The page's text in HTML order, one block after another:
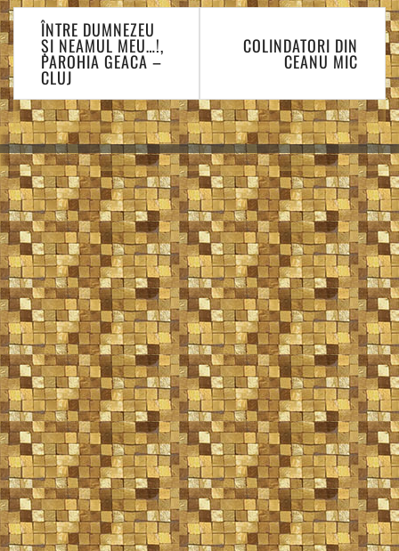
Navigare
în
articole
ÎNTRE DUMNEZEU
ȘI NEAMUL MEU…!,
PAROHIA GEACA –
CLUJ
COLINDATORI DIN
CEANU MIC